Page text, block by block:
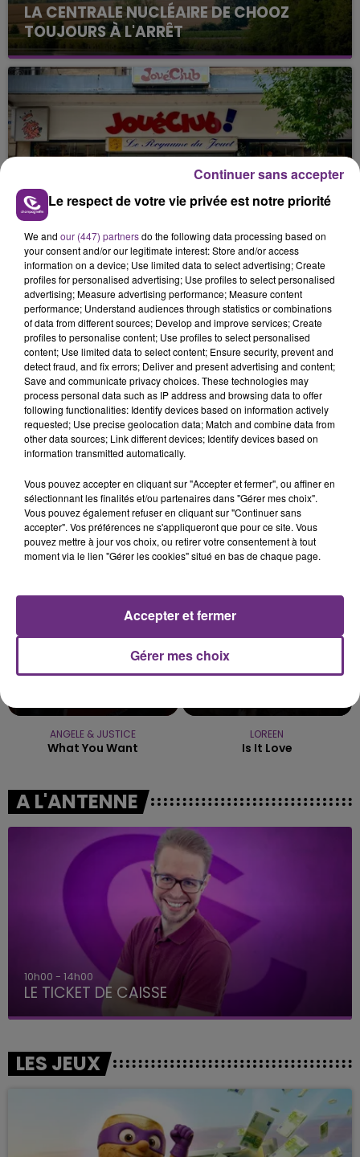
LA CENTRALE NUCLÉAIRE DE CHOOZ
TOUJOURS À L'ARRÊT
Cela fait déjà une semaine que la centrale
nucléaire ardennaise est à l'arrêt. Une situation
justifiée par la sécheresse intense qui est toujours
présente.
LE MAGASIN JOUÉCLUB DE REIMS FERME
SES PORTES
C'était l'une des institutions du centre-ville
rémois. Le magasin JouéClub est contraint de
fermer ses portes.
TITRES DIFFUSÉS
19h48
19h48
JEREMY FREROT
Frerot
19h45
19h45
KALEO
Way Down We Go
ANGELE & JUSTICE
What You Want
LOREEN
Is It Love
A L'ANTENNE
14h00 - 15h00
La Radio Pop
LES JEUX
Le respect de votre vie privée est notre priorité
We and our (447) partnersdo the following data processing based on
your consent and/or our legitimate interest: Store and/or access
information on a device; Use limited data to select advertising; Create
profiles for personalised advertising; Use profiles to select personalised
advertising; Measure advertising performance; Measure content
performance; Understand audiences through statistics or combinations
of data from different sources; Develop and improve services; Create
profiles to personalise content; Use profiles to select personalised
content; Use limited data to select content; Ensure security, prevent and
detect fraud, and fix errors; Deliver and present advertising and content;
Save and communicate privacy choices. These technologies may
process personal data such as IP address and browsing data to offer
following functionalities: Identify devices based on information actively
requested; Use precise geolocation data; Match and combine data from
other data sources; Link different devices; Identify devices based on
information transmitted automatically.
Vous pouvez accepter en cliquant sur "Accepter et fermer", ou affiner en
sélectionnant les finalités et/ou partenaires dans "Gérer mes choix".
Vous pouvez également refuser en cliquant sur "Continuer sans
accepter". Vos préférences ne s'appliqueront que pour ce site. Vous
pouvez mettre à jour vos choix, ou retirer votre consentement à tout
moment via le lien "Gérer les cookies" situé en bas de chaque page.
Gérer mes choix
Accepter et fermer
Continuer sans accepter